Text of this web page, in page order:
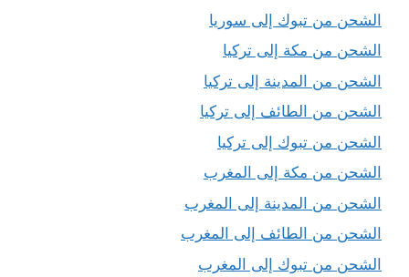
الشحن من تبوك إلى سوريا
الشحن من مكة إلى تركيا
الشحن من المدينة إلى تركيا
الشحن من الطائف إلى تركيا
الشحن من تبوك إلى تركيا
الشحن من مكة إلى المغرب
الشحن من المدينة إلى المغرب
الشحن من الطائف إلى المغرب
الشحن من تبوك إلى المغرب